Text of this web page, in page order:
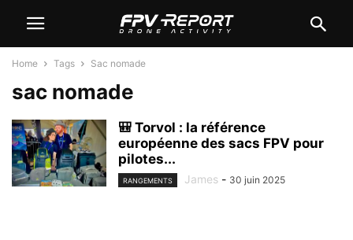
Home Tags Sac nomade
sac nomade
🎒 Torvol : la référence
européenne des sacs FPV pour
pilotes...
RANGEMENTS James - 30 juin 2025